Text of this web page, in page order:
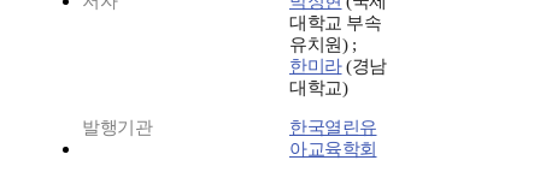
대학교 부속
유치원) ;
한미라(경남
대학교)
발행기관
한국열린유
아교육학회